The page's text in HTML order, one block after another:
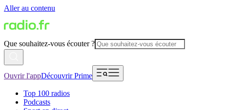
Aller au contenu
Que souhaitez-vous écouter ?
Ouvrir l'appDécouvrir Prime
Top 100 radios
Podcasts